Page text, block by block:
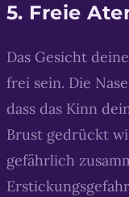
5. Freie
Das Gesicht
frei sein. Die
dass das Kinn
Brust gedrückt
gefährlich